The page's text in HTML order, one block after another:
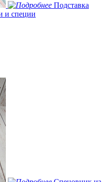
Подставка
и специи